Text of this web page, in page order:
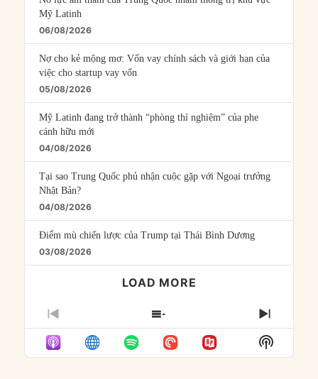
Mỹ Latinh
06/08/2026
Nợ cho kẻ mộng mơ: Vốn vay chính sách và giới hạn của
việc cho startup vay vốn
05/08/2026
Mỹ Latinh đang trở thành “phòng thí nghiệm” của phe
cánh hữu mới
04/08/2026
Tại sao Trung Quốc phủ nhận cuộc gặp với Ngoại trưởng
Nhật Bản?
04/08/2026
Điểm mù chiến lược của Trump tại Thái Bình Dương
03/08/2026
LOAD MORE
PREVIOUS
EPISODE
SHOW
EPISODES
LIST
NEXT
Show
Podcast